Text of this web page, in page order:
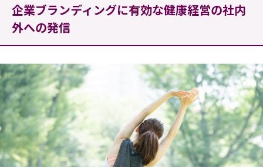
企業ブランディングに有効な健康経営の社内
外への発信